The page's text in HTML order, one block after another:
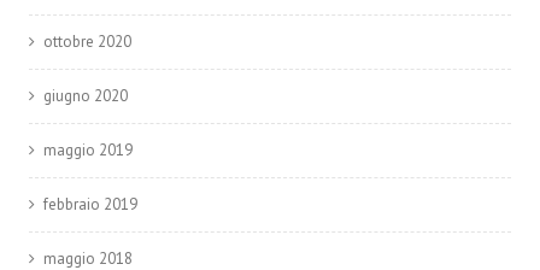
ottobre 2020
giugno 2020
maggio 2019
febbraio 2019
maggio 2018